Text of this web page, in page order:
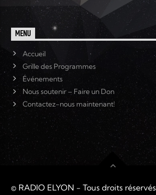
MENU
Accueil
Grille des Programmes
Événements
Nous soutenir – Faire un Don
Contactez-nous maintenant!
© RADIO ELYON - Tous droits réservés